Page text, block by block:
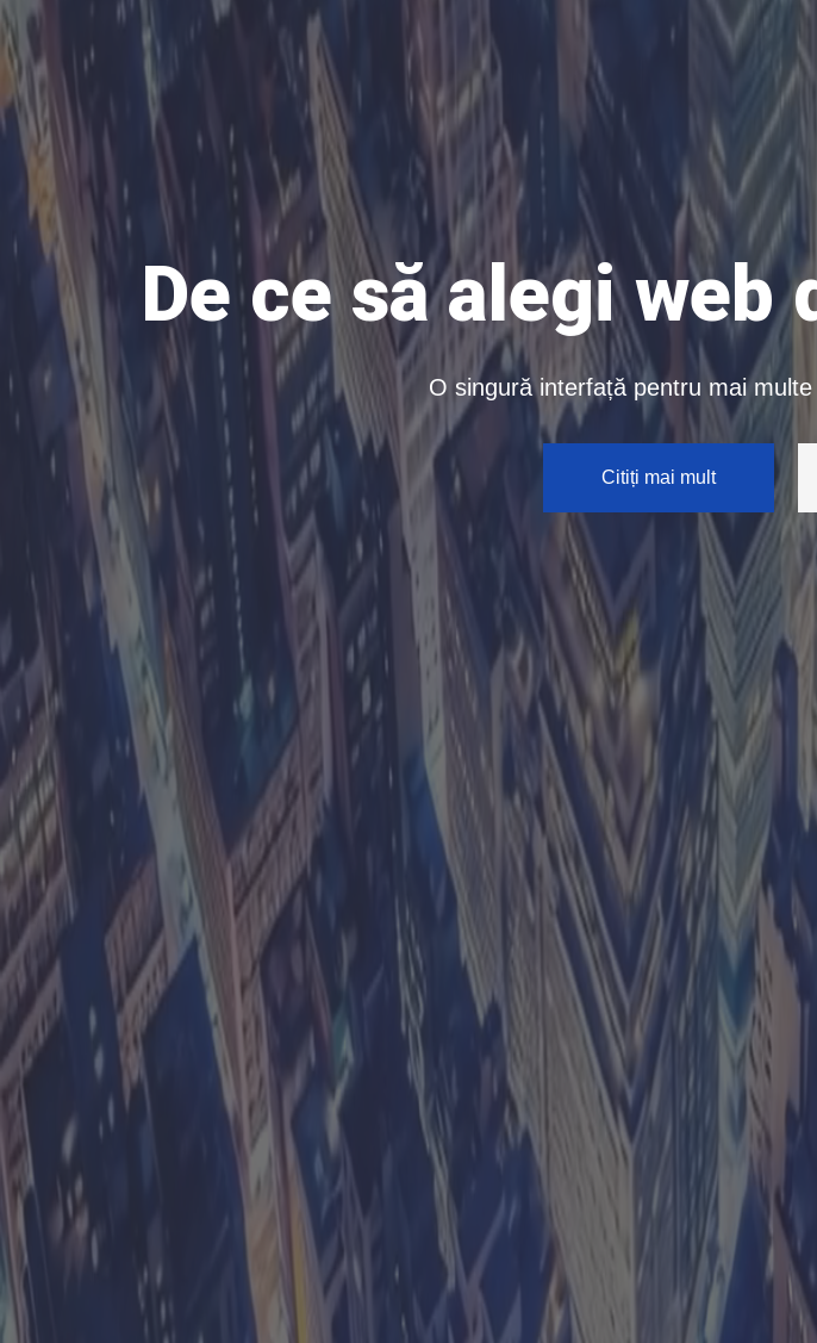
De ce să alegi
O singură interfață pentru mai
Citiți mai mult